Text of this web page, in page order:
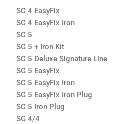
SC 4 EasyFix
SC 4 EasyFix Iron
SC 5
SC 5 + Iron Kit
SC 5 Deluxe Signature Line
SC 5 EasyFix
SC 5 EasyFix Iron
SC 5 EasyFix Iron Plug
SC 5 Iron Plug
SG 4/4